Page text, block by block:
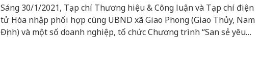
Sáng 30/1/2021, Tạp chí Thương hiệu & Công luận và Tạp chí điện
tử Hòa nhập phối hợp cùng UBND xã Giao Phong (Giao Thủy, Nam
Định) và một số doanh nghiệp, tổ chức Chương trình “San sẻ yêu